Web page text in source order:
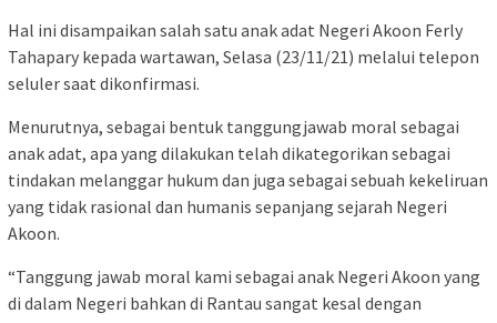
Hal ini disampaikan salah satu anak adat Negeri Akoon Ferly
Tahapary kepada wartawan, Selasa (23/11/21) melalui telepon
seluler saat dikonfirmasi.
Menurutnya, sebagai bentuk tanggungjawab moral sebagai
anak adat, apa yang dilakukan telah dikategorikan sebagai
tindakan melanggar hukum dan juga sebagai sebuah kekeliruan
yang tidak rasional dan humanis sepanjang sejarah Negeri
Akoon.
“Tanggung jawab moral kami sebagai anak Negeri Akoon yang
di dalam Negeri bahkan di Rantau sangat kesal dengan